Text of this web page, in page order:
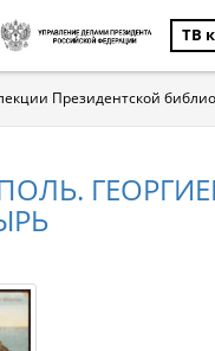
ТВ
Президентской